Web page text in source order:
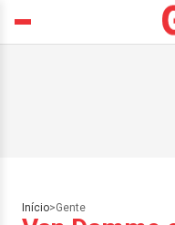
Início>Gente